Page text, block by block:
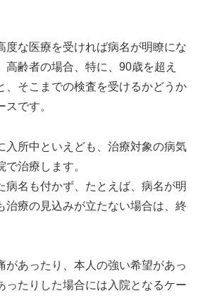
度な医療を受ければ病名が明瞭にな
高齢者の場合、特に、90歳を超え
、そこまでの検査を受けるかどうか
です。
入所中といえども、治療対象の病気
治療します。
病名も付かず、たとえば、病名が明
治療の見込みが立たない場合は、終
があったり、本人の強い希望があっ
ったりした場合には入院となるケー